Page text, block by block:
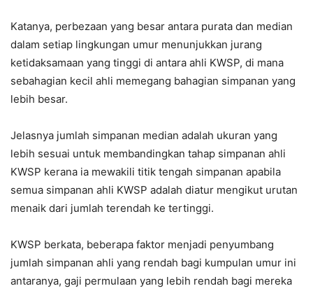
Katanya, perbezaan yang besar antara purata dan median
dalam setiap lingkungan umur menunjukkan jurang
ketidaksamaan yang tinggi di antara ahli KWSP, di mana
sebahagian kecil ahli memegang bahagian simpanan yang
lebih besar.
Jelasnya jumlah simpanan median adalah ukuran yang
lebih sesuai untuk membandingkan tahap simpanan ahli
KWSP kerana ia mewakili titik tengah simpanan apabila
semua simpanan ahli KWSP adalah diatur mengikut urutan
menaik dari jumlah terendah ke tertinggi.
KWSP berkata, beberapa faktor menjadi penyumbang
jumlah simpanan ahli yang rendah bagi kumpulan umur ini
antaranya, gaji permulaan yang lebih rendah bagi mereka